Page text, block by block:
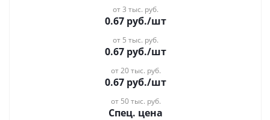
от 3 тыс. руб.
0.67 руб./шт
от 5 тыс. руб.
0.67 руб./шт
от 20 тыс. руб.
0.67 руб./шт
от 50 тыс. руб.
Спец. цена